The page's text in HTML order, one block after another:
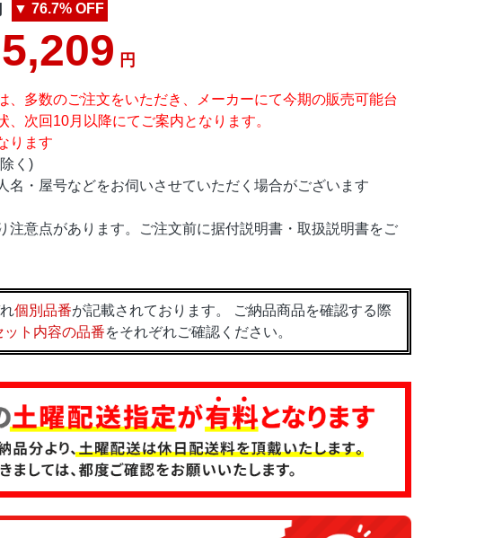
▼ 76.7% OFF
円
多数のご注文をいただき、メーカーにて今期の販売可能台
次回10月以降にてご案内となります。
ります
く)
・屋号などをお伺いさせていただく場合がございます
意点があります。ご注文前に据付説明書・取扱説明書をご
個別品番が記載されております。 ご納品商品を確認する際
ット内容の品番をそれぞれご確認ください。